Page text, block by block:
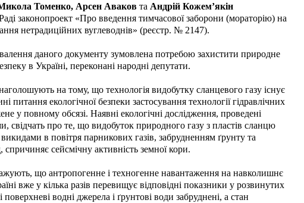
Томенко, Арсен Аваков та Андрій Кожем’якін
законопроект «Про введення тимчасової заборони (мораторію) на
нетрадиційних вуглеводнів» (реєстр. № 2147).
даного документу зумовлена потребою захистити природне
в Україні, переконані народні депутати.
на тому, що технологія видобутку сланцевого газу існує
питання екологічної безпеки застосування технології гідравлічних
у повному обсязі. Наявні екологічні дослідження, проведені
свідчать про те, що видобуток природного газу з пластів сланцю
в повітря парникових газів, забрудненням ґрунту та
сейсмічну активність земної кори.
що антропогенне і техногенне навантаження на навколишнє
вже у кілька разів перевищує відповідні показники у розвинутих
поверхневі водні джерела і ґрунтові води забруднені, а стан